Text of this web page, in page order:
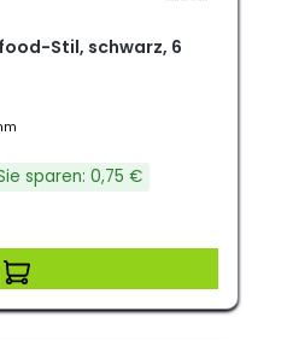
Stil, schwarz, 6
sparen: 0,75 €